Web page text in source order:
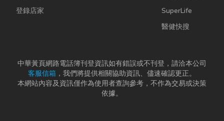
登錄店家
SuperLife
醫健快搜
中華黃頁網路電話簿刊登資訊如有錯誤或不刊登，請洽本公司
客服信箱 ，我們將提供相關協助資訊、儘速確認更正。
本網站內容及資訊僅作為使用者查詢參考，不作為交易或決策
依據。